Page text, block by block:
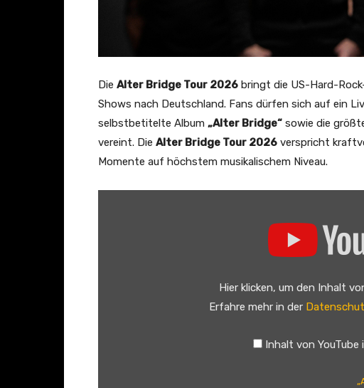
Die Alter Bridge Tour 2026 bringt die US-Hard-
Shows nach Deutschland. Fans dürfen sich auf ein
selbstbetitelte Album „Alter Bridge“ sowie die
vereint. Die Alter Bridge Tour 2026 verspricht
Momente auf höchstem musikalischem Niveau.
Hier klicken, um den Inhalt
Erfahre mehr in der
Inhalt von YouTube